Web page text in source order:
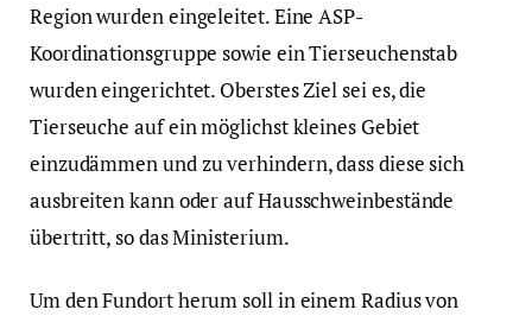
Region wurden eingeleitet. Eine ASP-
Koordinationsgruppe sowie ein Tierseuchenstab
wurden eingerichtet. Oberstes Ziel sei es, die
Tierseuche auf ein möglichst kleines Gebiet
einzudämmen und zu verhindern, dass diese sich
ausbreiten kann oder auf Hausschweinbestände
übertritt, so das Ministerium.
Um den Fundort herum soll in einem Radius von